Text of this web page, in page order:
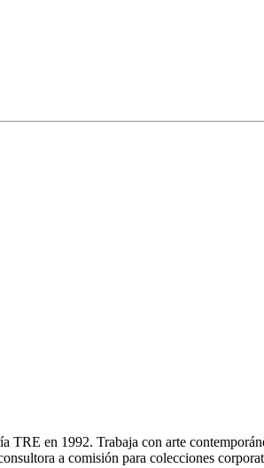
en 1992. Trabaja con arte
a comisión para colecciones